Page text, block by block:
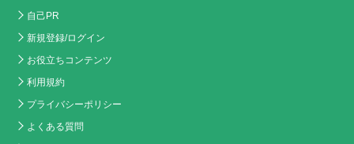
自己PR
新規登録/ログイン
お役立ちコンテンツ
利用規約
プライバシーポリシー
よくある質問